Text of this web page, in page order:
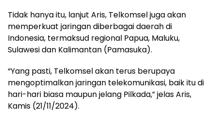
Tidak hanya itu, lanjut Aris, Telkomsel juga akan
memperkuat jaringan diberbagai daerah di
Indonesia, termaksud regional Papua, Maluku,
Sulawesi dan Kalimantan (Pamasuka).
“Yang pasti, Telkomsel akan terus berupaya
mengoptimalkan jaringan telekomunikasi, baik itu di
hari-hari biasa maupun jelang Pilkada,” jelas Aris,
Kamis (21/11/2024).